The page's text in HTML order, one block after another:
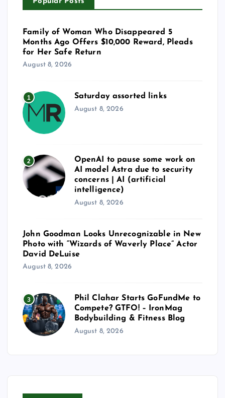
Family of Woman Who Disappeared 5
Months Ago Offers $10,000 Reward, Pleads
for Her Safe Return
August 8, 2026
1 Saturday assorted links
August 8, 2026
2
OpenAI to pause some work on
AI model Astra due to security
concerns | AI (artificial
intelligence)
August 8, 2026
John Goodman Looks Unrecognizable in New
Photo with “Wizards of Waverly Place” Actor
David DeLuise
August 8, 2026
3
Phil Clahar Starts GoFundMe to
Compete? GTFO! – IronMag
Bodybuilding & Fitness Blog
August 8, 2026